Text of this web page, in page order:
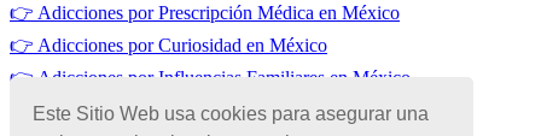
Este Sitio Web usa cookies para asegurar una
👉 Adicciones por Prescripción Médica en México
👉 Adicciones por Curiosidad en México
👉 Adicciones por Influencias Familiares en México
👉Adicciones por Influencias de Amistades en México